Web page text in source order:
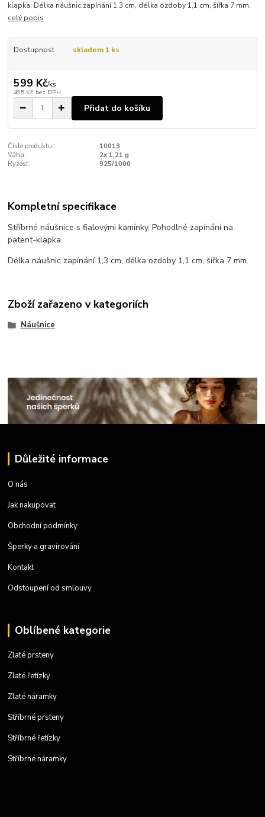
klapka. Délka náušnic zapínání 1,3 cm, délka ozdoby 1,1 cm, šířka 7 mm.
celý popis
Dostupnost skladem 1 ks
599 Kč/ks
495 Kč bez DPH
Přidat do košíku
Číslo produktu:
10013
Váha:
2x 1,21 g
Ryzost:
925/1000
Kompletní specifikace
Stříbrné náušnice s fialovými kamínky. Pohodlné zapínání na
patent-klapka.
Délka náušnic zapínání 1,3 cm, délka ozdoby 1,1 cm, šířka 7 mm.
Zboží zařazeno v kategoriích
Náušnice
Důležité informace
O nás
Jak nakupovat
Obchodní podmínky
Šperky a gravírování
Kontakt
Odstoupení od smlouvy
Oblíbené kategorie
Zlaté prsteny
Zlaté řetízky
Zlaté náramky
Stříbrné prsteny
Stříbrné řetízky
Stříbrné náramky